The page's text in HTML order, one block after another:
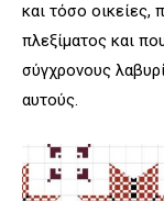
και τόσο οικείες,
πλεξίματος και
σύγχρονους
αυτούς.